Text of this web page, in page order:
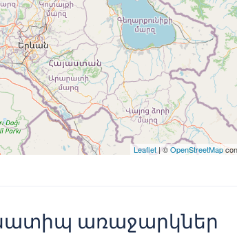
Leaflet | ©OpenStreetMap
առաջարկներ